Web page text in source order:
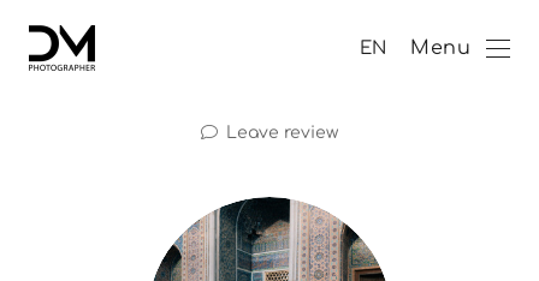
EN Menu
Leave review